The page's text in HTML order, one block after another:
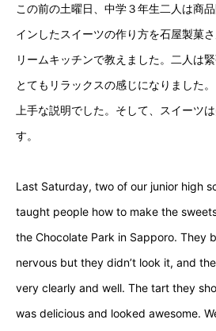
この前の土曜日、中学３年生二人は商
インしたスイーツの作り方を石屋製菓
リームキッチンで教えました。二人は
とてもリラックスの感じになりました
上手な説明でした。そして、スイーツ
す。
Last Saturday, two of our junior high
taught people how to make the
the Chocolate Park in Sapporo. They
nervous but they didn’t look it, and
very clearly and well. The tart they
was delicious and looked awesome.